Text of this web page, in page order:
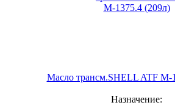
Масло трансм.SHELL ATF M-
Назначение: